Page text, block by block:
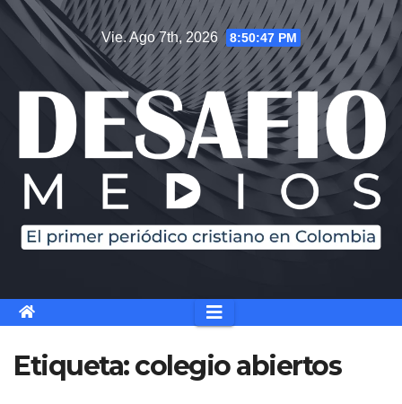
Saltar
contenido
Vie. Ago 7th, 2026 8:50:47 PM
Etiqueta:colegio abiertos